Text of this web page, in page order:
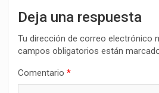
Deja una respuesta
Tu dirección de correo electrónico
campos obligatorios están
Comentario *